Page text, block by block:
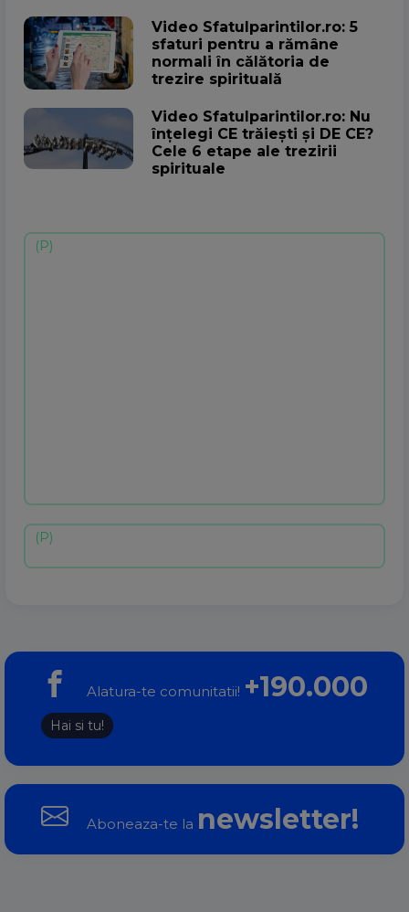
Video Sfatulparintilor.ro: 5
sfaturi pentru a rămâne
normali în călătoria de
trezire spirituală
Video Sfatulparintilor.ro: Nu
înțelegi CE trăiești și DE CE?
Cele 6 etape ale trezirii
spirituale
Alatura-te comunitatii! +190.000
Hai si tu!
Aboneaza-te la newsletter!